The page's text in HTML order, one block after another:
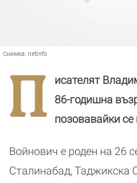
Снимка: netinfo
П
исателят
86-годишна
позовавайки
Войнович е роден на 26
Сталинабад, Таджикска